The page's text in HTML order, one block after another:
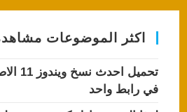
اكثر الموضوعات
في رابط واحد